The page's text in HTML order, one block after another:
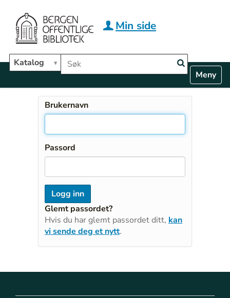
Hopp til hovedinnhold
Søk i biblioteket
Katalog
Min side
v
Toggle
Brukernavn
Passord
Glemt passordet?
Hvis du har glemt passordet ditt, kan
vi sende deg et nytt.